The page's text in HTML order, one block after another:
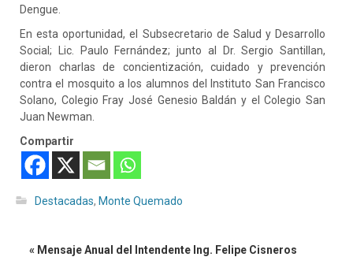
Dengue.
En esta oportunidad, el Subsecretario de Salud y Desarrollo
Social; Lic. Paulo Fernández; junto al Dr. Sergio Santillan,
dieron charlas de concientización, cuidado y prevención
contra el mosquito a los alumnos del Instituto San Francisco
Solano, Colegio Fray José Genesio Baldán y el Colegio San
Juan Newman.
Compartir
Destacadas, Monte Quemado
« Mensaje Anual del Intendente Ing. Felipe Cisneros